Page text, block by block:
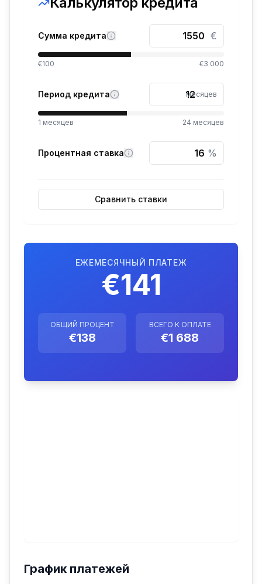
Сумма кредита €
€100 €3 000
Период кредита месяцев
1 месяцев 24 месяцев
Процентная ставка %
Сравнить ставки
ЕЖЕМЕСЯЧНЫЙ ПЛАТЕЖ
€141
ОБЩИЙ ПРОЦЕНТ
€138
ВСЕГО К ОПЛАТЕ
€1 688
График платежей